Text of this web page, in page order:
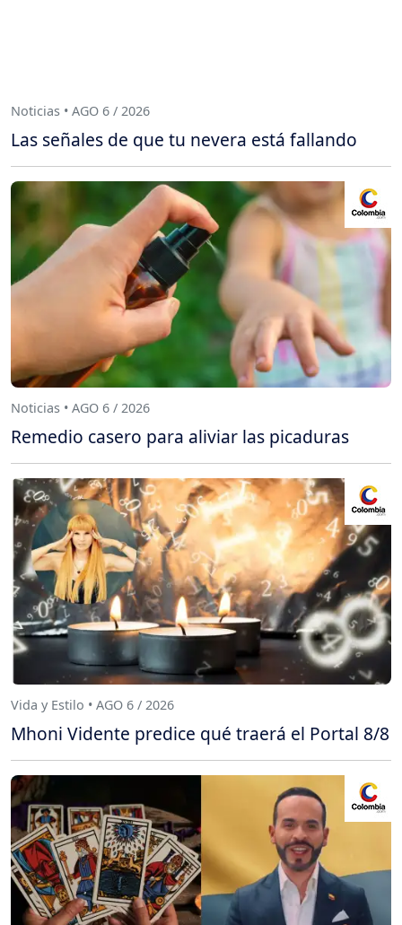
Noticias • AGO 6 / 2026
Las señales de que tu nevera está fallando
Noticias • AGO 6 / 2026
Remedio casero para aliviar las picaduras
Vida y Estilo • AGO 6 / 2026
Mhoni Vidente predice qué traerá el Portal 8/8